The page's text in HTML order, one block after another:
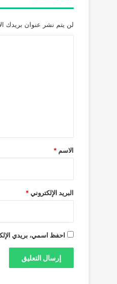
لن يتم نشر عنوان بريدك
*
الاسم *
البريد الإلكتروني *
احفظ اسمي، بريدي